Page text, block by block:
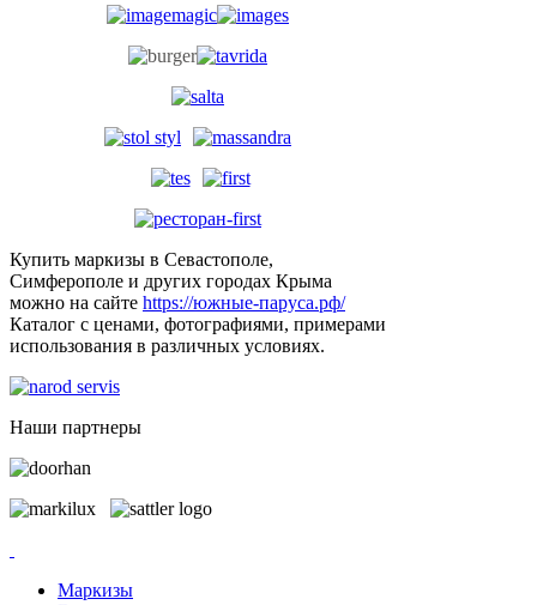
Купить маркизы в Севастополе,
Симферополе и других городах Крыма
можно на сайте https://южные-паруса.рф/
Каталог с ценами, фотографиями, примерами
использования в различных условиях.
Наши партнеры
Маркизы